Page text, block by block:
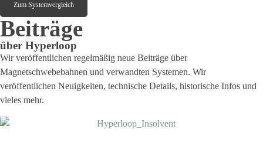
Zum Systemvergleich
Beiträge
über Hyperloop
Wir veröffentlichen regelmäßig neue Beiträge über
Magnetschwebebahnen und verwandten Systemen. Wir
veröffentlichen Neuigkeiten, technische Details, historische Infos und
vieles mehr.